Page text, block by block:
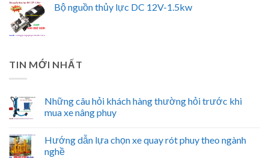
Bộ nguồn thủy lực DC 12V-1.5kw
TIN MỚI NHẤT
Những câu hỏi khách hàng thường hỏi trước khi
mua xe nâng phuy
Hướng dẫn lựa chọn xe quay rót phuy theo ngành
nghề